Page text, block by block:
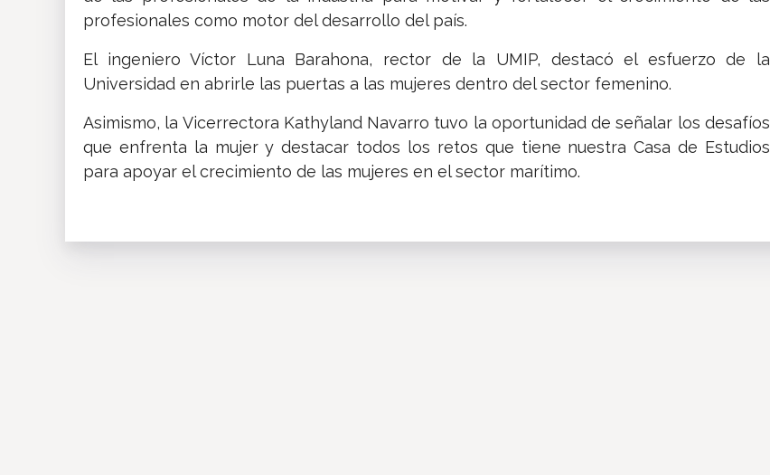
profesionales como motor del desarrollo del país.
El ingeniero Víctor Luna Barahona, rector de la UMIP, destacó el esfuerzo de la
Universidad en abrirle las puertas a las mujeres dentro del sector femenino.
Asimismo, la Vicerrectora Kathyland Navarro tuvo la oportunidad de señalar los desafíos
que enfrenta la mujer y destacar todos los retos que tiene nuestra Casa de Estudios
para apoyar el crecimiento de las mujeres en el sector marítimo.